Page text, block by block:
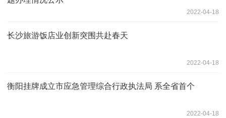
2022-04-18
长沙旅游饭店业创新突围共赴春天
2022-04-18
衡阳挂牌成立市应急管理综合行政执法局 系全省首个
2022-04-18